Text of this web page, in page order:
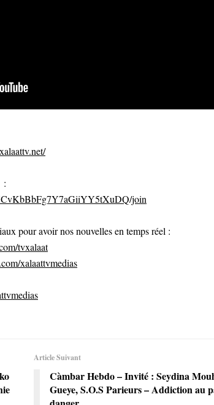
:
join
pour avoir nos nouvelles en temps réel :
tvxalaat
xalaattvmedias
Article Suivant
Càmbar Hebdo – Invité : Seydina
Gueye, S.O.S Parieurs – Addiction au